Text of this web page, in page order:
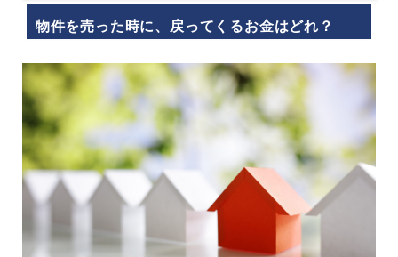
物件を売った時に、戻ってくるお金はどれ？